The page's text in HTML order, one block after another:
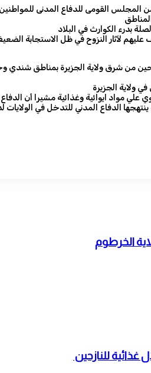
المجلس القومى للدفاع المدنى
بدرء الكوارث في البلاد
لآثار النزوح في ظل الاستجابة
من شرق ولاية الجزيرة بمناطق شندي
علي مواد ايوائية وغذائية مشيرا أن
الدفاع المدني للتدخل في الولايات
الخرطوم
غذائية للنازحين